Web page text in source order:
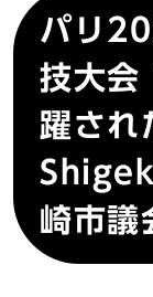
パリ
技大会
躍され
崎市議